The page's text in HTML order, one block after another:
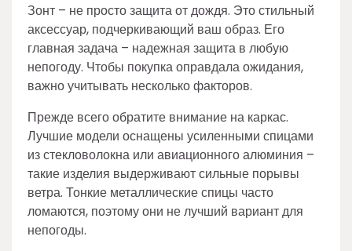
Зонт – не просто защита от дождя. Это стильный
аксессуар, подчеркивающий ваш образ. Его
главная задача – надежная защита в любую
непогоду. Чтобы покупка оправдала ожидания,
важно учитывать несколько факторов.
Прежде всего обратите внимание на каркас.
Лучшие модели оснащены усиленными спицами
из стекловолокна или авиационного алюминия –
такие изделия выдерживают сильные порывы
ветра. Тонкие металлические спицы часто
ломаются, поэтому они не лучший вариант для
непогоды.